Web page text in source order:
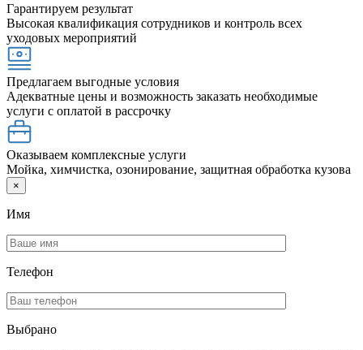
Гарантируем результат
Высокая квалификация сотрудников и контроль всех
уходовых мероприятий
Предлагаем выгодные условия
Адекватные цены и возможность заказать необходимые
услуги с оплатой в рассрочку
Оказываем комплексные услуги
Мойка, химчистка, озонирование, защитная обработка кузова
×
Имя
Телефон
Выбрано